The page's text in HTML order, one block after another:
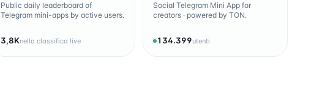
Public daily leaderboard of
Telegram mini-apps by active users.
3,8Knella classifica live
Social Telegram Mini App for
creators · powered by TON.
134.399utenti